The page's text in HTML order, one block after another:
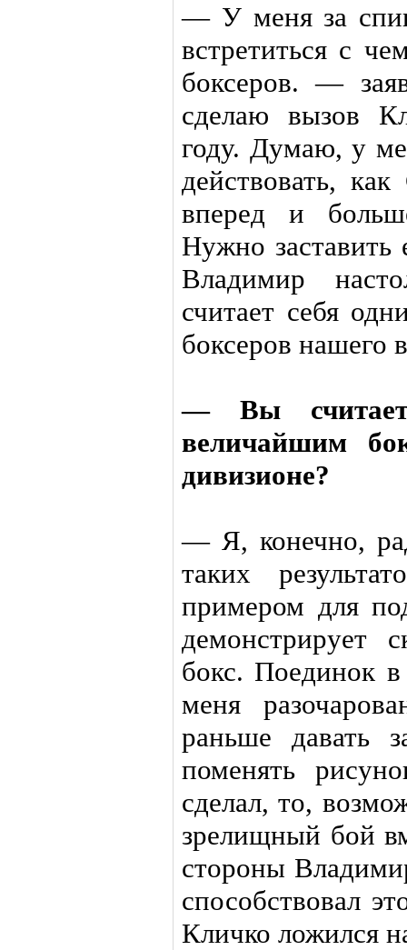
— У меня за
встретиться с
боксеров. —
сделаю вызов
году. Думаю, у
действовать,
вперед и
Нужно заставить
Владимир
считает себя
боксеров нашего
— Вы
величайшим
дивизионе?
— Я, конечно,
таких
примером для
демонстрирует
бокс. Поединок
меня
раньше давать
поменять
сделал, то,
зрелищный бой
стороны
способствовал
Кличко ложился